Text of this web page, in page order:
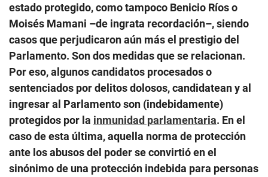
estado protegido, como tampoco Benicio Ríos o
Moisés Mamani –de ingrata recordación–, siendo
casos que perjudicaron aún más el prestigio del
Parlamento. Son dos medidas que se relacionan.
Por eso, algunos candidatos procesados o
sentenciados por delitos dolosos, candidatean y al
ingresar al Parlamento son (indebidamente)
protegidos por la inmunidad parlamentaria. En el
caso de esta última, aquella norma de protección
ante los abusos del poder se convirtió en el
sinónimo de una protección indebida para personas